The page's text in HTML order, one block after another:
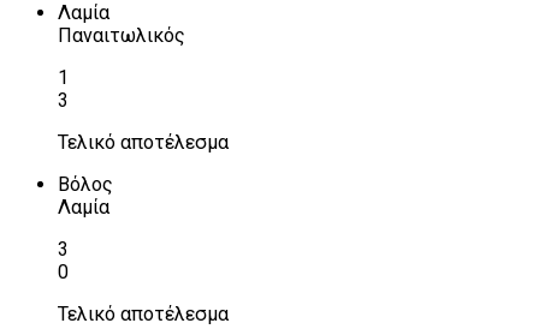
Λαμία
Παναιτωλικός
1
3
Τελικό αποτέλεσμα
Βόλος
Λαμία
3
0
Τελικό αποτέλεσμα